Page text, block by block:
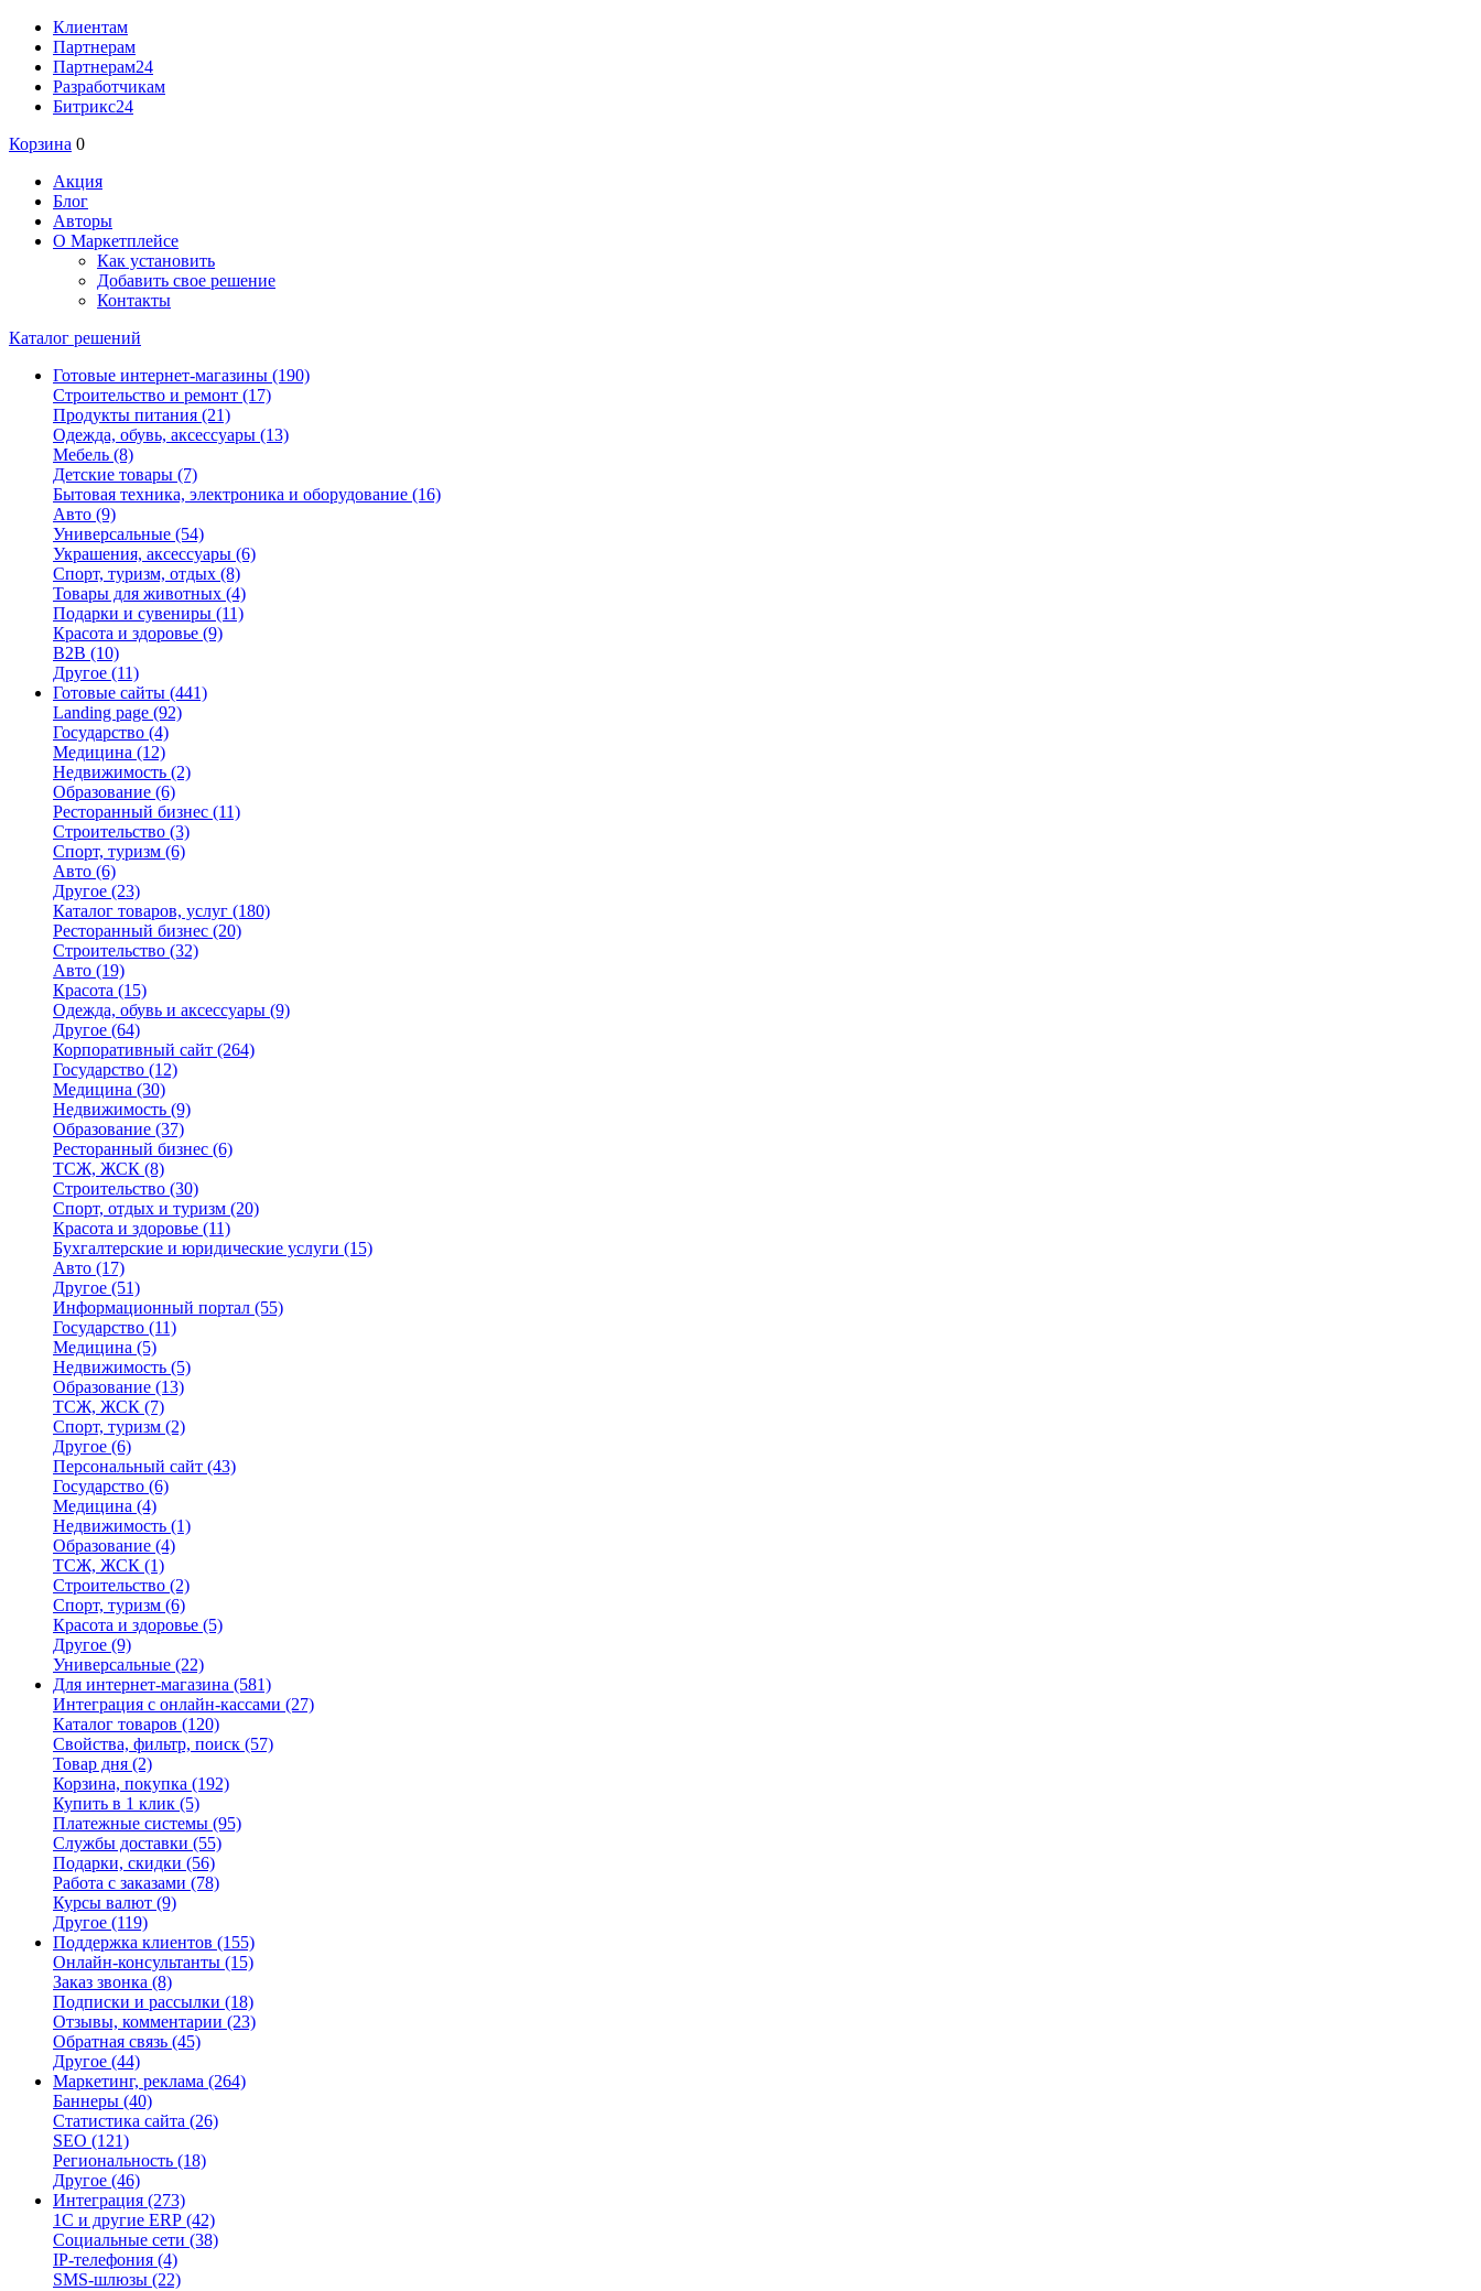
Клиентам
Партнерам
Партнерам24
Разработчикам
Битрикс24
Корзина 0
Акция
Блог
Авторы
О Маркетплейсе
Как установить
Добавить свое решение
Контакты
Каталог решений
Готовые интернет-магазины (190)
Строительство и ремонт (17)
Продукты питания (21)
Одежда, обувь, аксессуары (13)
Мебель (8)
Детские товары (7)
Бытовая техника, электроника и оборудование (16)
Авто (9)
Универсальные (54)
Украшения, аксессуары (6)
Спорт, туризм, отдых (8)
Товары для животных (4)
Подарки и сувениры (11)
Красота и здоровье (9)
B2B (10)
Другое (11)
Готовые сайты (441)
Landing page (92)
Государство (4)
Медицина (12)
Недвижимость (2)
Образование (6)
Ресторанный бизнес (11)
Строительство (3)
Спорт, туризм (6)
Авто (6)
Другое (23)
Каталог товаров, услуг (180)
Ресторанный бизнес (20)
Строительство (32)
Авто (19)
Красота (15)
Одежда, обувь и аксессуары (9)
Другое (64)
Корпоративный сайт (264)
Государство (12)
Медицина (30)
Недвижимость (9)
Образование (37)
Ресторанный бизнес (6)
ТСЖ, ЖСК (8)
Строительство (30)
Спорт, отдых и туризм (20)
Красота и здоровье (11)
Бухгалтерские и юридические услуги (15)
Авто (17)
Другое (51)
Информационный портал (55)
Государство (11)
Медицина (5)
Недвижимость (5)
Образование (13)
ТСЖ, ЖСК (7)
Спорт, туризм (2)
Другое (6)
Персональный сайт (43)
Государство (6)
Медицина (4)
Недвижимость (1)
Образование (4)
ТСЖ, ЖСК (1)
Строительство (2)
Спорт, туризм (6)
Красота и здоровье (5)
Другое (9)
Универсальные (22)
Для интернет-магазина (581)
Интеграция с онлайн-кассами (27)
Каталог товаров (120)
Свойства, фильтр, поиск (57)
Товар дня (2)
Корзина, покупка (192)
Купить в 1 клик (5)
Платежные системы (95)
Службы доставки (55)
Подарки, скидки (56)
Работа с заказами (78)
Курсы валют (9)
Другое (119)
Поддержка клиентов (155)
Онлайн-консультанты (15)
Заказ звонка (8)
Подписки и рассылки (18)
Отзывы, комментарии (23)
Обратная связь (45)
Другое (44)
Маркетинг, реклама (264)
Баннеры (40)
Статистика сайта (26)
SEO (121)
Региональность (18)
Другое (46)
Интеграция (273)
1С и другие ERP (42)
Социальные сети (38)
IP-телефония (4)
SMS-шлюзы (22)